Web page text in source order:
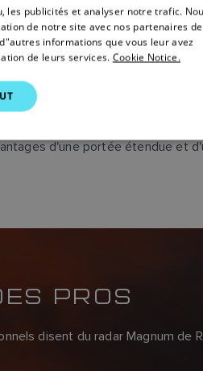
Array de 1,2 ou 1,8 m,
d'une portée étendue et
PROS
disent du radar Magnum de
les publicités et analyser notre trafic.
de notre site avec nos partenaires de
informations que vous leur avez
de leurs services. Cookie Notice.